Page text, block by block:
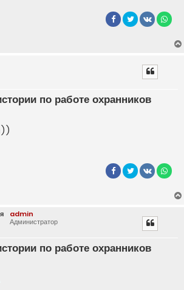
по работе охранников
admin
Администратор
по работе охранников